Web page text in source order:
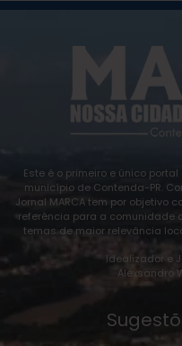
Este é o primeiro e único
município de Contenda-PR.
Jornal MARCA tem por objetivo
referência para a comunidade
temas de maior relevância
Idealizador e
Alexsandro